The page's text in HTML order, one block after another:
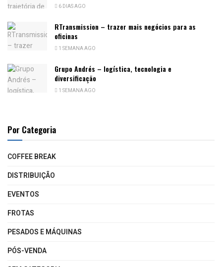
6 DIAS AGO
RTransmission – trazer mais negócios para as
oficinas
1 SEMANA AGO
Grupo Andrés – logística, tecnologia e
diversificação
1 SEMANA AGO
Por Categoria
COFFEE BREAK
DISTRIBUIÇÃO
EVENTOS
FROTAS
PESADOS E MÁQUINAS
PÓS-VENDA